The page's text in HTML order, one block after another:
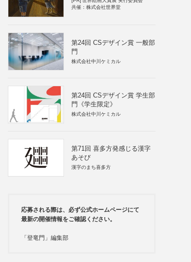
共催：株式会社世界堂
第24回 CSデザイン賞 一般部
門
株式会社中川ケミカル
第24回 CSデザイン賞 学生部
門《学生限定》
株式会社中川ケミカル
第71回 喜多方発感じる漢字
あそび
漢字のまち喜多方
応募される際は、必ず公式ホームページにて
最新の開催情報をご確認ください。
「登竜門」編集部